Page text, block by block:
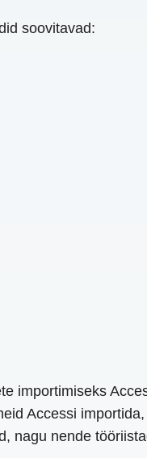
soovitavad:
importimiseks
Accessi
nagu nende